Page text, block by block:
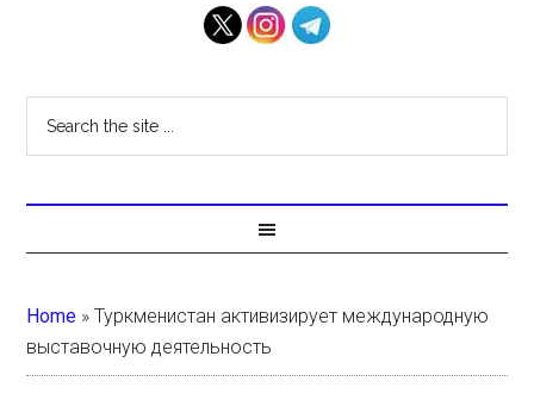
Home »Туркменистан активизирует международную
выставочную деятельность